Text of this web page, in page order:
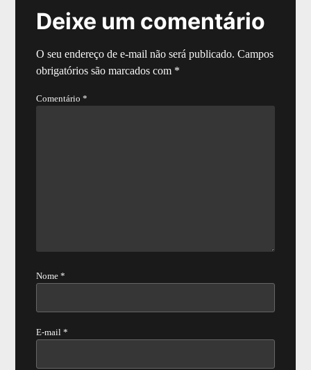
Deixe um comentário
O seu endereço de e-mail não será publicado. Campos
obrigatórios são marcados com *
Comentário *
Nome *
E-mail *